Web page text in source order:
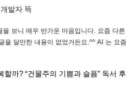
개발자 뜩
을 보니 매우 반가운 마음입니다. 요즘 다른
을 달만한 내용이 없었거든요.^^ AI 는 요즘
할까? “건물주의 기쁨과 슬픔” 독서 후